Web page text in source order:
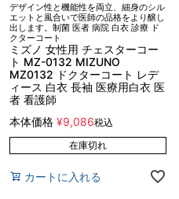
デザイン性と機能性を両立、細身のシル
エットと風合いで医師の品格をより醸し
出します。制菌 医者 病院 白衣 診療 ド
クターコート
ミズノ 女性用 チェスターコー
ト MZ-0132 MIZUNO
MZ0132 ドクターコート レデ
ィース 白衣 長袖 医療用白衣 医
者 看護師
本体価格 ¥9,086税込
在庫切れ
カートに入れる